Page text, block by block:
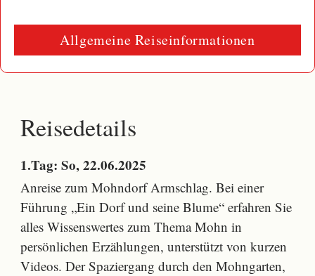
Reisedetails
1.Tag: So, 22.06.2025
Anreise zum Mohndorf Armschlag. Bei einer
Führung „Ein Dorf und seine Blume“ erfahren Sie
alles Wissenswertes zum Thema Mohn in
persönlichen Erzählungen, unterstützt von kurzen
Videos. Der Spaziergang durch den Mohngarten,
Allgemeine Reiseinformationen